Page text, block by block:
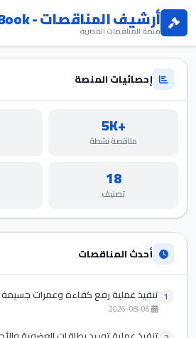
أرشيف المناقصات - BidBook
منصة المناقصات المصرية
إحصائيات المنصة
+5K
مناقصة نشطة
18
تصنيف
أحدث المناقصات
1 تنفيذ عملية رفع كفاءة وعمرات